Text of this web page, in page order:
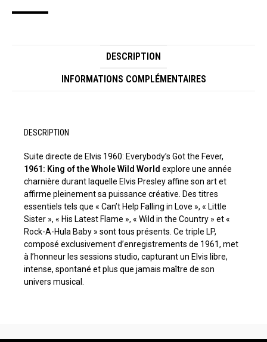
DESCRIPTION
INFORMATIONS COMPLÉMENTAIRES
DESCRIPTION
Suite directe de Elvis 1960: Everybody’s Got the Fever,
1961: King of the Whole Wild World explore une année
charnière durant laquelle Elvis Presley affine son art et
affirme pleinement sa puissance créative. Des titres
essentiels tels que « Can’t Help Falling in Love », « Little
Sister », « His Latest Flame », « Wild in the Country » et «
Rock-A-Hula Baby » sont tous présents. Ce triple LP,
composé exclusivement d’enregistrements de 1961, met
à l’honneur les sessions studio, capturant un Elvis libre,
intense, spontané et plus que jamais maître de son
univers musical.